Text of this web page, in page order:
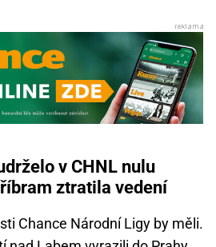
v CHNL nulu
ztratila vedení
Chance Národní Ligy by měli.